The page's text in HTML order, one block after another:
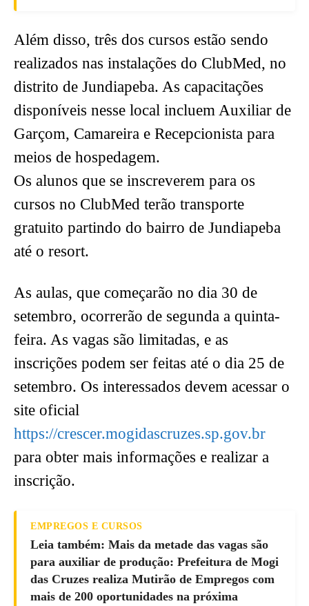
Além disso, três dos cursos estão sendo
realizados nas instalações do ClubMed, no
distrito de Jundiapeba. As capacitações
disponíveis nesse local incluem Auxiliar de
Garçom, Camareira e Recepcionista para
meios de hospedagem.
Os alunos que se inscreverem para os
cursos no ClubMed terão transporte
gratuito partindo do bairro de Jundiapeba
até o resort.
As aulas, que começarão no dia 30 de
setembro, ocorrerão de segunda a quinta-
feira. As vagas são limitadas, e as
inscrições podem ser feitas até o dia 25 de
setembro. Os interessados devem acessar o
site oficial
https://crescer.mogidascruzes.sp.gov.br
para obter mais informações e realizar a
inscrição.
EMPREGOS E CURSOS
Leia também: Mais da metade das vagas são
para auxiliar de produção: Prefeitura de Mogi
das Cruzes realiza Mutirão de Empregos com
mais de 200 oportunidades na próxima